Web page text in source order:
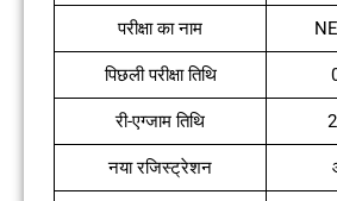
परीक्षा का नाम
पिछली परीक्षा तिथि
री-एग्जाम तिथि
नया रजिस्ट्रेशन